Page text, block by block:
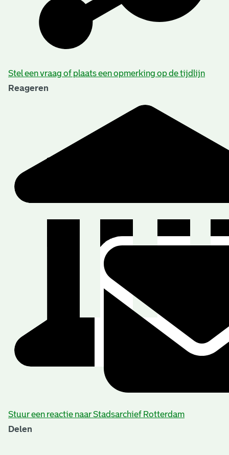
Beschrijving van de series en archiefbestanddelen
Stel een vraag of plaats een opmerking op de tijdlijn
Reageren
Stuur een reactie naar Stadsarchief Rotterdam
Delen